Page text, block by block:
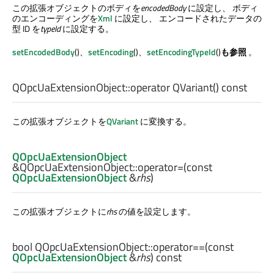
この拡張オブジェクトのボディをencodedBodyに設定し、 ボディ
のエンコーディングをXml に設定し、 エンコードされたデータの
型 ID をtypeIdに設定する。
setEncodedBody()、 setEncoding()、 setEncodingTypeId()も参照 。
QOpcUaExtensionObject::operator QVariant() const
この拡張オブジェクトをQVariantに変換する。
QOpcUaExtensionObject
&QOpcUaExtensionObject::operator=(const
QOpcUaExtensionObject&rhs)
この拡張オブジェクトにrhsの値を設定します。
bool QOpcUaExtensionObject::operator==(const
QOpcUaExtensionObject&rhs) const